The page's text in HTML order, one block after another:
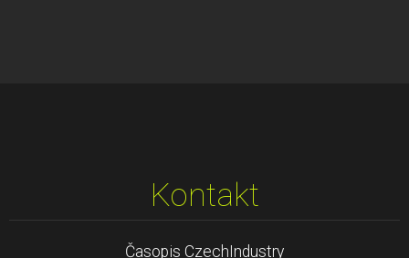
Kontakt
Časopis CzechIndustry